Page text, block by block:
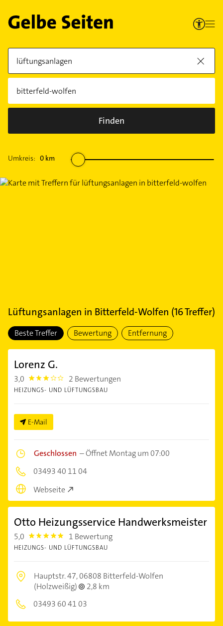
Finden
Umkreis: 0 km
Lüftungsanlagen in Bitterfeld-Wolfen (16Treffer)
Beste Treffer Bewertung Entfernung
Lorenz G.
3,0 3.0 2 Bewertungen
HEIZUNGS- UND LÜFTUNGSBAU
E-Mail
Geschlossen –Öffnet Montag um 07:00
03493 40 11 04
Webseite
Otto Heizungsservice Handwerksmeister
5,0 5.0 1 Bewertung
HEIZUNGS- UND LÜFTUNGSBAU
Hauptstr. 47,06808 Bitterfeld-Wolfen
(Holzweißig)
2,8 km
03493 60 41 03